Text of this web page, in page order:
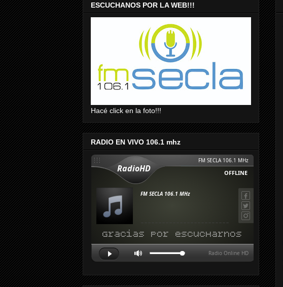
ESCUCHANOS POR LA WEB!!!
Hacé click en la foto!!!
RADIO EN VIVO 106.1 mhz